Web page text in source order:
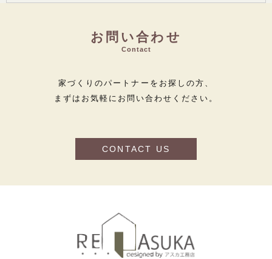
お問い合わせ
Contact
家づくりのパートナーをお探しの方、
まずはお気軽にお問い合わせください。
CONTACT US